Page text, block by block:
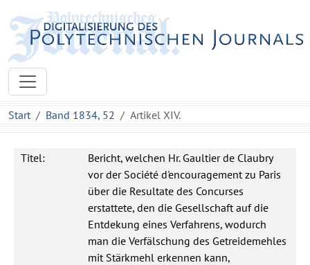
Start Band 1834, 52 Artikel XIV.
Titel:
Bericht, welchen Hr. Gaultier de Claubry
vor der Société d'encouragement zu Paris
über die Resultate des Concurses
erstattete, den die Gesellschaft auf die
Entdekung eines Verfahrens, wodurch
man die Verfälschung des Getreidemehles
mit Stärkmehl erkennen kann,